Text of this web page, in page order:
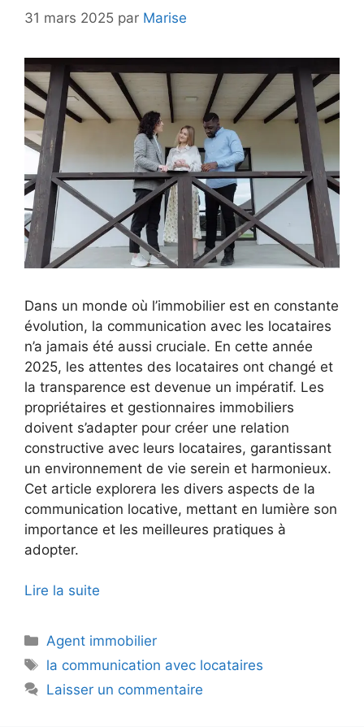
31 mars 2025 par Marise
Dans un monde où l’immobilier est en constante
évolution, la communication avec les locataires
n’a jamais été aussi cruciale. En cette année
2025, les attentes des locataires ont changé et
la transparence est devenue un impératif. Les
propriétaires et gestionnaires immobiliers
doivent s’adapter pour créer une relation
constructive avec leurs locataires, garantissant
un environnement de vie serein et harmonieux.
Cet article explorera les divers aspects de la
communication locative, mettant en lumière son
importance et les meilleures pratiques à
adopter.
Lire la suite
Catégories
Agent immobilier
Étiquettes
la communication avec locataires
Laisser un commentaire